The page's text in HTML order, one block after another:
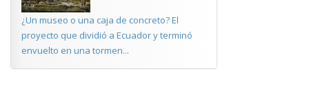
¿Un museo o una caja de concreto? El
proyecto que dividió a Ecuador y terminó
envuelto en una tormen...